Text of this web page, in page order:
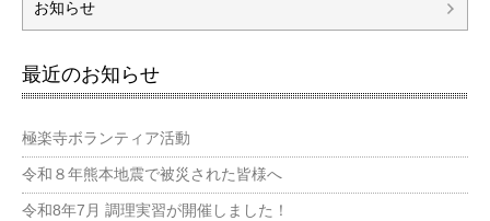
お知らせ
最近のお知らせ
極楽寺ボランティア活動
令和８年熊本地震で被災された皆様へ
令和8年7月 調理実習が開催しました！